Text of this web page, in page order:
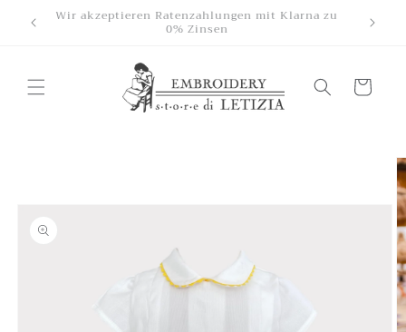
zum
Wir akzeptieren Ratenzahlungen mit Klarna zu
0% Zinsen
Wagen